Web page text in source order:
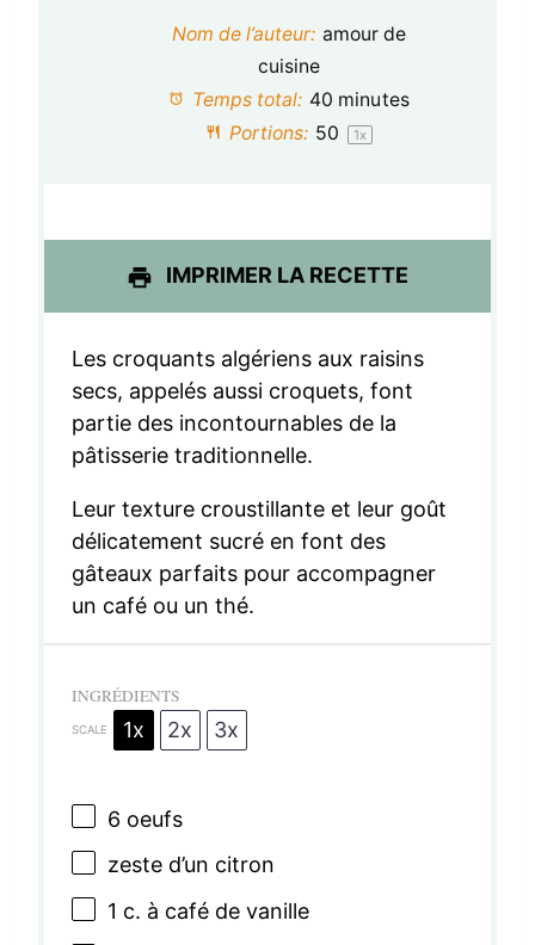
t
i
s
t
i
s
t
o
i
s
t
i
s
t
i
Nom de l’auteur: amour de
cuisine
Temps total: 40 minutes
Portions: 50 1x
IMPRIMER LA RECETTE
Les croquants algériens aux raisins
secs, appelés aussi croquets, font
partie des incontournables de la
pâtisserie traditionnelle.
Leur texture croustillante et leur goût
délicatement sucré en font des
gâteaux parfaits pour accompagner
un café ou un thé.
INGRÉDIENTS
SCALE 1x 2x 3x
6 oeufs
zeste d’un citron
1 c. à café de vanille